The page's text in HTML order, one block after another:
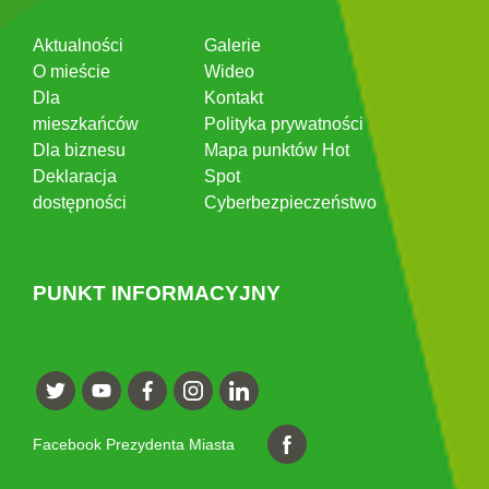
Aktualności
O mieście
Dla
mieszkańców
Dla biznesu
Deklaracja
dostępności
Galerie
Wideo
Kontakt
Polityka prywatności
Mapa punktów Hot
Spot
Cyberbezpieczeństwo
PUNKT INFORMACYJNY
Facebook Prezydenta Miasta